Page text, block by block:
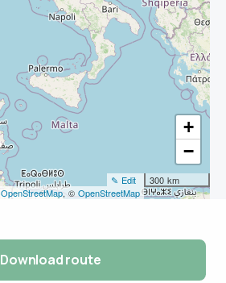
+
−
300 km
✎ Edit
OpenStreetMap, © OpenStreetMap
Download route